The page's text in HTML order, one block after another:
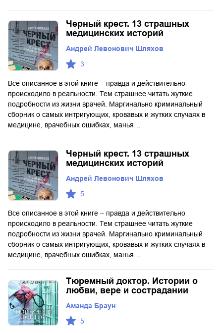
Черный крест. 13 страшных
медицинских историй
Андрей Левонович Шляхов
3
Все описанное в этой книге – правда и действительно
происходило в реальности. Тем страшнее читать жуткие
подробности из жизни врачей. Маргинально криминальный
сборник о самых интригующих, кровавых и жутких случаях в
медицине, врачебных ошибках, манья…
Черный крест. 13 страшных
медицинских историй
Андрей Левонович Шляхов
5
Все описанное в этой книге – правда и действительно
происходило в реальности. Тем страшнее читать жуткие
подробности из жизни врачей. Маргинально криминальный
сборник о самых интригующих, кровавых и жутких случаях в
медицине, врачебных ошибках, манья…
Тюремный доктор. Истории о
любви, вере и сострадании
Аманда Браун
5